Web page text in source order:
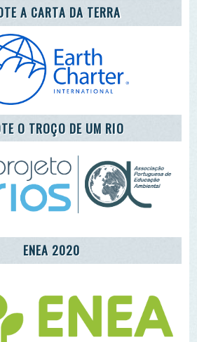
DE EDUCAÇÃO
DA ALDEIA DE MÓS